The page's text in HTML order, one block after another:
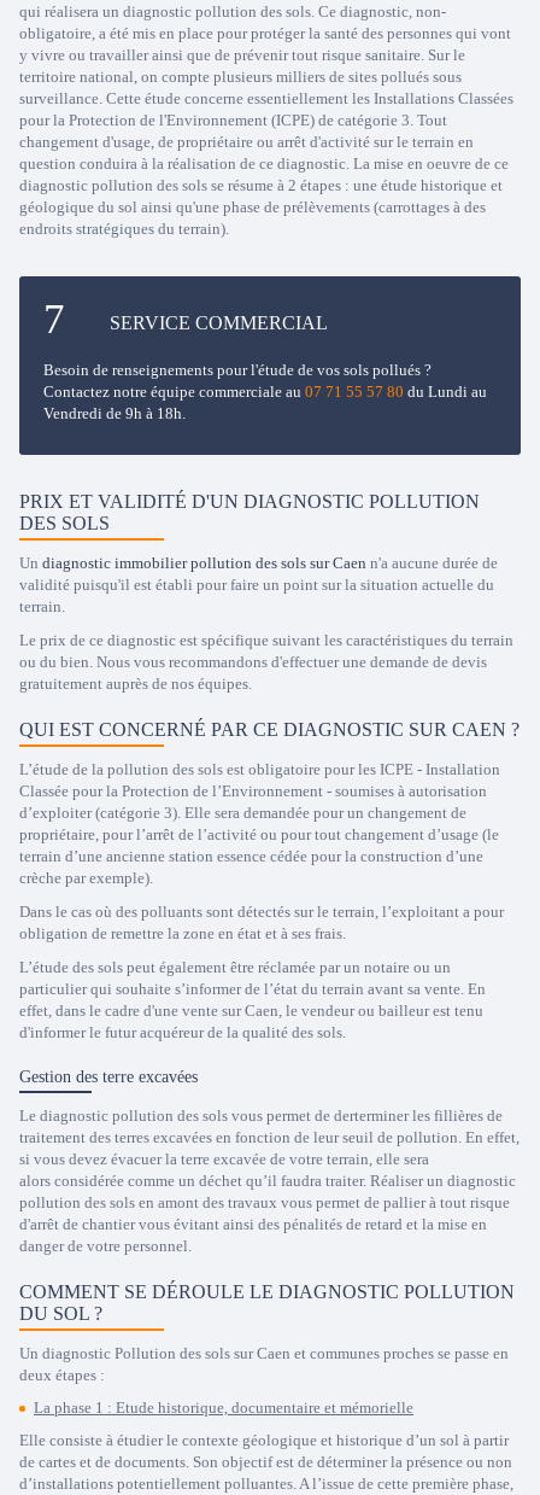
qui réalisera un diagnostic pollution des sols. Ce diagnostic, non-
obligatoire, a été mis en place pour protéger la santé des personnes qui vont
y vivre ou travailler ainsi que de prévenir tout risque sanitaire. Sur le
territoire national, on compte plusieurs milliers de sites pollués sous
surveillance. Cette étude concerne essentiellement les Installations Classées
pour la Protection de l'Environnement (ICPE) de catégorie 3. Tout
changement d'usage, de propriétaire ou arrêt d'activité sur le terrain en
question conduira à la réalisation de ce diagnostic. La mise en oeuvre de ce
diagnostic pollution des sols se résume à 2 étapes : une étude historique et
géologique du sol ainsi qu'une phase de prélèvements (carrottages à des
endroits stratégiques du terrain).
SERVICE COMMERCIAL
Besoin de renseignements pour l'étude de vos sols pollués ?
Contactez notre équipe commerciale au 07 71 55 57 80 du Lundi au
Vendredi de 9h à 18h.
PRIX ET VALIDITÉ D'UN DIAGNOSTIC POLLUTION
DES SOLS
Un diagnostic immobilier pollution des sols sur Caen n'a aucune durée de
validité puisqu'il est établi pour faire un point sur la situation actuelle du
terrain.
Le prix de ce diagnostic est spécifique suivant les caractéristiques du terrain
ou du bien. Nous vous recommandons d'effectuer une demande de devis
gratuitement auprès de nos équipes.
QUI EST CONCERNÉ PAR CE DIAGNOSTIC SUR CAEN ?
L’étude de la pollution des sols est obligatoire pour les ICPE - Installation
Classée pour la Protection de l’Environnement - soumises à autorisation
d’exploiter (catégorie 3). Elle sera demandée pour un changement de
propriétaire, pour l’arrêt de l’activité ou pour tout changement d’usage (le
terrain d’une ancienne station essence cédée pour la construction d’une
crèche par exemple).
Dans le cas où des polluants sont détectés sur le terrain, l’exploitant a pour
obligation de remettre la zone en état et à ses frais.
L’étude des sols peut également être réclamée par un notaire ou un
particulier qui souhaite s’informer de l’état du terrain avant sa vente. En
effet, dans le cadre d'une vente sur Caen, le vendeur ou bailleur est tenu
d'informer le futur acquéreur de la qualité des sols.
Gestion des terre excavées
Le diagnostic pollution des sols vous permet de derterminer les fillières de
traitement des terres excavées en fonction de leur seuil de pollution. En effet,
si vous devez évacuer la terre excavée de votre terrain, elle sera
alors considérée comme un déchet qu’il faudra traiter. Réaliser un diagnostic
pollution des sols en amont des travaux vous permet de pallier à tout risque
d'arrêt de chantier vous évitant ainsi des pénalités de retard et la mise en
danger de votre personnel.
COMMENT SE DÉROULE LE DIAGNOSTIC POLLUTION
DU SOL ?
Un diagnostic Pollution des sols sur Caen et communes proches se passe en
deux étapes :
La phase 1 : Etude historique, documentaire et mémorielle
Elle consiste à étudier le contexte géologique et historique d’un sol à partir
de cartes et de documents. Son objectif est de déterminer la présence ou non
d’installations potentiellement polluantes. A l’issue de cette première phase,